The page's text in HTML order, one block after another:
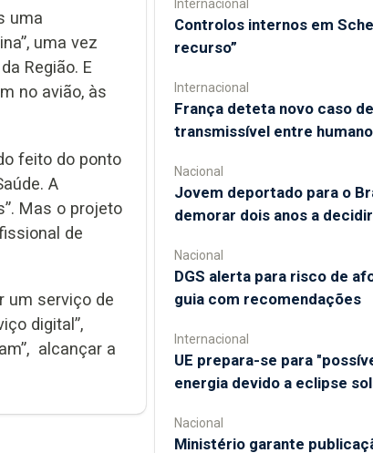
uma
uma vez
Região. E
no avião, às
feito do ponto
A
Mas o projeto
de
um serviço de
digital”,
alcançar a
Internacional
Controlos internos em
recurso”
Internacional
França deteta novo caso
transmissível entre
Nacional
Jovem deportado para o
demorar dois anos a
Nacional
DGS alerta para risco de
guia com recomendações
Internacional
UE prepara-se para
energia devido a eclipse
Nacional
Ministério garante